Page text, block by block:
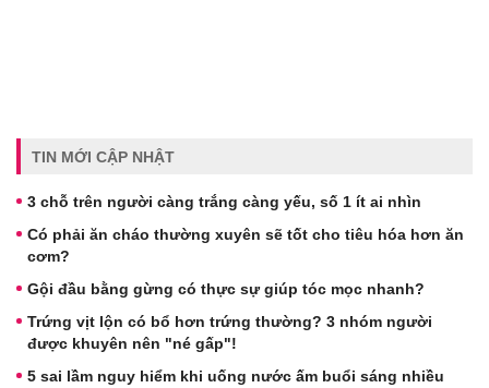
TIN MỚI CẬP NHẬT
3 chỗ trên người càng trắng càng yếu, số 1 ít ai nhìn
Có phải ăn cháo thường xuyên sẽ tốt cho tiêu hóa hơn ăn
cơm?
Gội đầu bằng gừng có thực sự giúp tóc mọc nhanh?
Trứng vịt lộn có bổ hơn trứng thường? 3 nhóm người
được khuyên nên "né gấp"!
5 sai lầm nguy hiểm khi uống nước ấm buổi sáng nhiều